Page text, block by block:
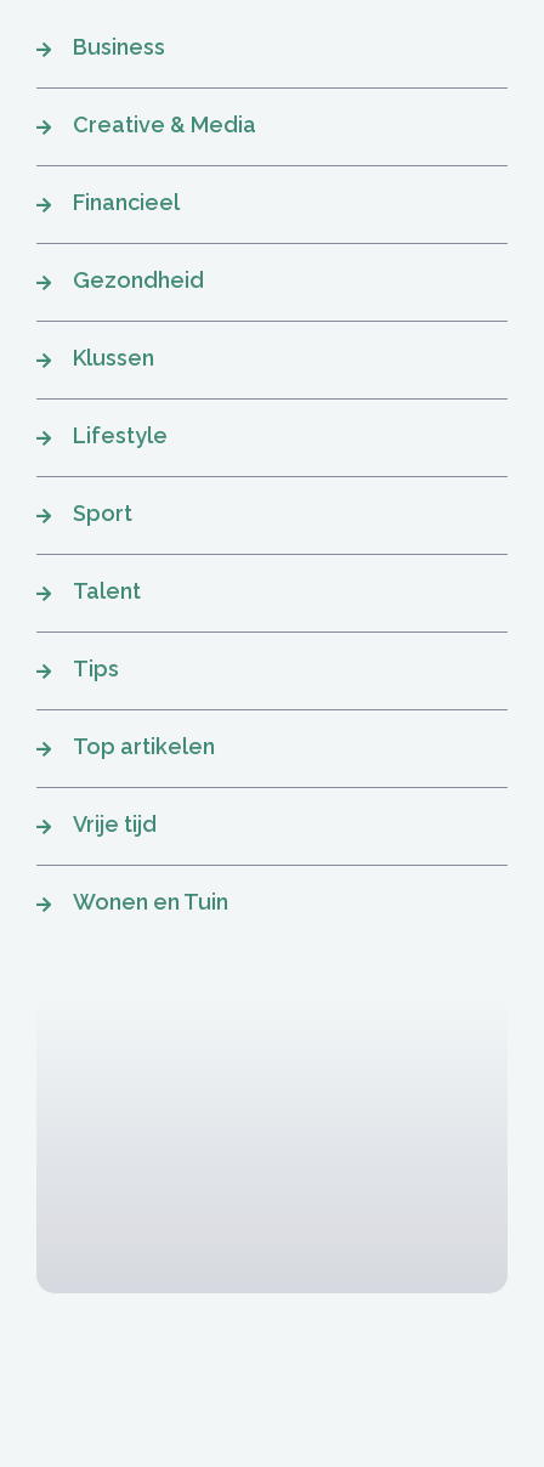
Business
Creative & Media
Financieel
Gezondheid
Klussen
Lifestyle
Sport
Talent
Tips
Top artikelen
Vrije tijd
Wonen en Tuin